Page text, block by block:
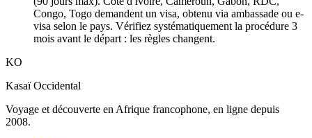
Congo, Togo demandent un visa, obtenu via ambassade ou e-
visa selon le pays. Vérifiez systématiquement la procédure 3
mois avant le départ : les règles changent.
KO
Kasaï Occidental
Voyage et découverte en Afrique francophone, en ligne depuis
2008.